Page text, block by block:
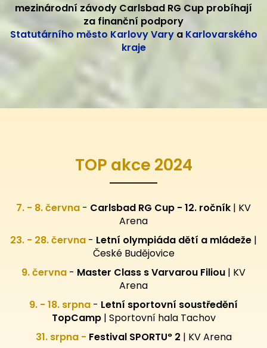
mezinárodní závody Carlsbad RG Cup probíhají
za finanční podpory
Statutárního město Karlovy Varya Karlovarského
kraje
TOP akce 2024
7. - 8. června - Carlsbad RG Cup - 12. ročník | KV
Arena
23. - 28. června - Letní olympiáda dětí a mládeže |
České Budějovice
9. června - Master Class s Varvarou Filiou | KV
Arena
9. - 18. srpna - Letní sportovní soustředění
TopCamp| Sportovní hala Tachov
31. srpna - Festival SPORTU° 2 | KV Arena